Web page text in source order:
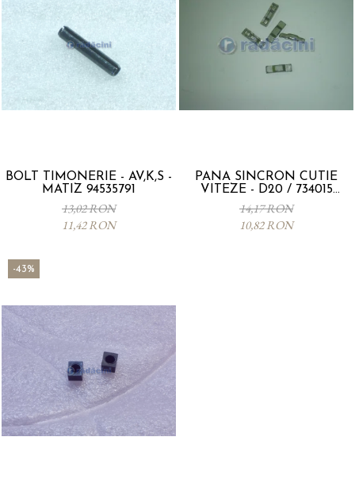
BOLT TIMONERIE - AV,K,S -
MATIZ 94535791
13,02 RON
11,42 RON
PANA SINCRON CUTIE
VITEZE - D20 / 734015
96180879
14,17 RON
10,82 RON
-43%